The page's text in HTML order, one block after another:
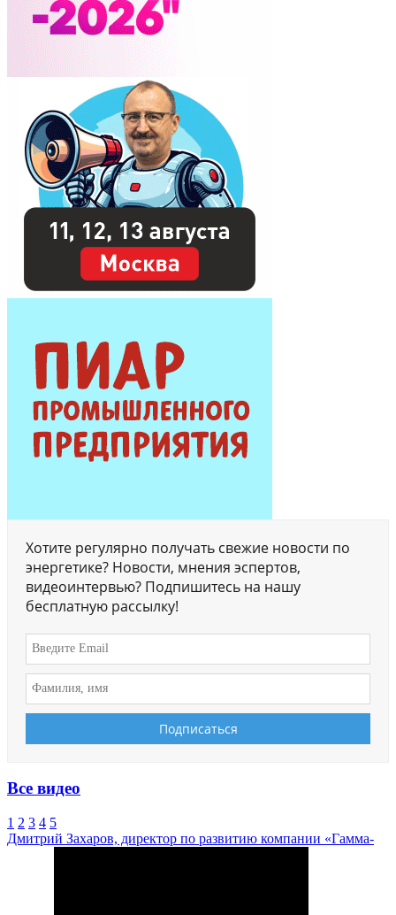
Хотите регулярно получать свежие новости по
энергетике? Новости, мнения эспертов,
видеоинтервью? Подпишитесь на нашу
бесплатную рассылку!
Все видео
1 2 3 4 5
Дмитрий Захаров, директор по развитию компании «Гамма-